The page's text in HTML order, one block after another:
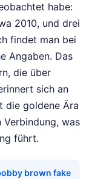
habe:
2010, und drei
findet man bei
Angaben. Das
die über
sich an
die goldene Ära
Verbindung, was
führt.
brown fake